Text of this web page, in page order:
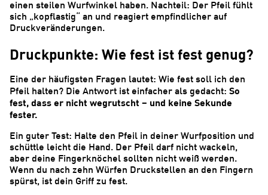
einen steilen Wurfwinkel haben. Nachteil: Der Pfeil fühlt
sich „kopflastig“ an und reagiert empfindlicher auf
Druckveränderungen.
Druckpunkte: Wie fest ist fest genug?
Eine der häufigsten Fragen lautet: Wie fest soll ich den
Pfeil halten? Die Antwort ist einfacher als gedacht: So
fest, dass er nicht wegrutscht – und keine Sekunde
fester.
Ein guter Test: Halte den Pfeil in deiner Wurfposition und
schüttle leicht die Hand. Der Pfeil darf nicht wackeln,
aber deine Fingerknöchel sollten nicht weiß werden.
Wenn du nach zehn Würfen Druckstellen an den Fingern
spürst, ist dein Griff zu fest.